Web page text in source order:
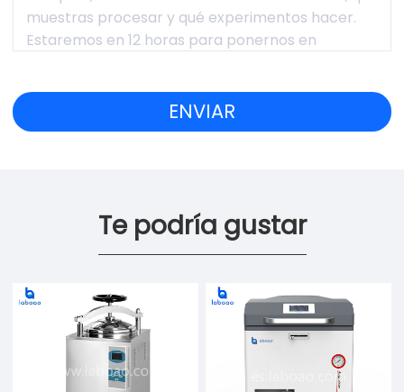
Te podría gustar